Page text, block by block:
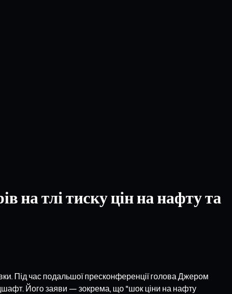
на тлі тиску цін на нафту та
Під час подальшої пресконференції голова Джером
Його заяви — зокрема, що "шок ціни на нафту